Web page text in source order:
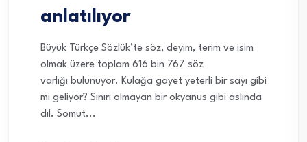
anlatılıyor
Büyük Türkçe Sözlük’te söz, deyim, terim ve isim
olmak üzere toplam 616 bin 767 söz
varlığı bulunuyor. Kulağa gayet yeterli bir sayı gibi
mi geliyor? Sınırı olmayan bir okyanus gibi aslında
dil. Somut...